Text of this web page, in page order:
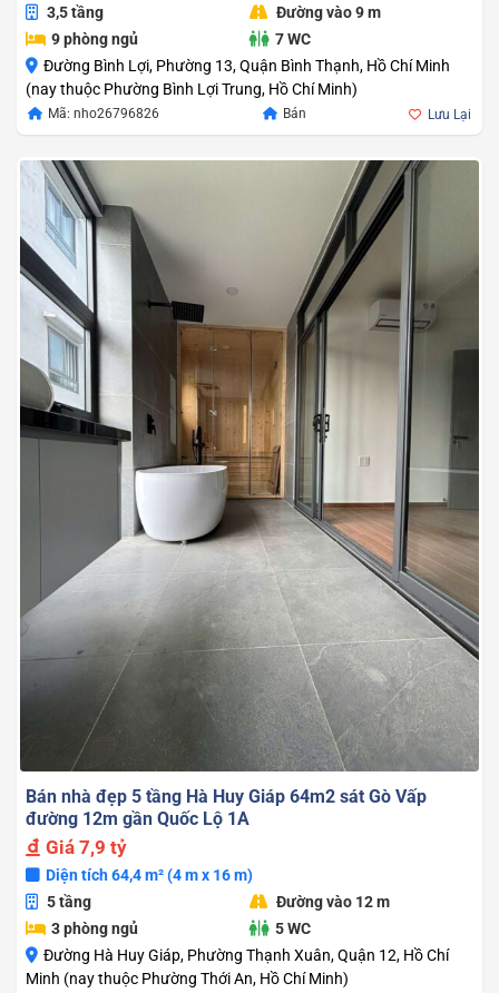
3,5 tầng
Đường vào 9 m
9 phòng ngủ
7 WC
Đường Bình Lợi, Phường 13, Quận Bình Thạnh, Hồ Chí Minh
(nay thuộc Phường Bình Lợi Trung, Hồ Chí Minh)
Mã: nho26796826 Bán Lưu Lại
Bán nhà đẹp 5 tầng Hà Huy Giáp 64m2 sát Gò Vấp
đường 12m gần Quốc Lộ 1A
Giá 7,9 tỷ
Diện tích 64,4 m² (4 m x 16 m)
5 tầng
Đường vào 12 m
3 phòng ngủ
5 WC
Đường Hà Huy Giáp, Phường Thạnh Xuân, Quận 12, Hồ Chí
Minh (nay thuộc Phường Thới An, Hồ Chí Minh)